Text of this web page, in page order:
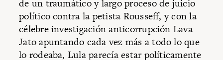
de un traumático y largo proceso de juicio
político contra la petista Rousseff, y con la
célebre investigación anticorrupción Lava
Jato apuntando cada vez más a todo lo que
lo rodeaba, Lula parecía estar políticamente